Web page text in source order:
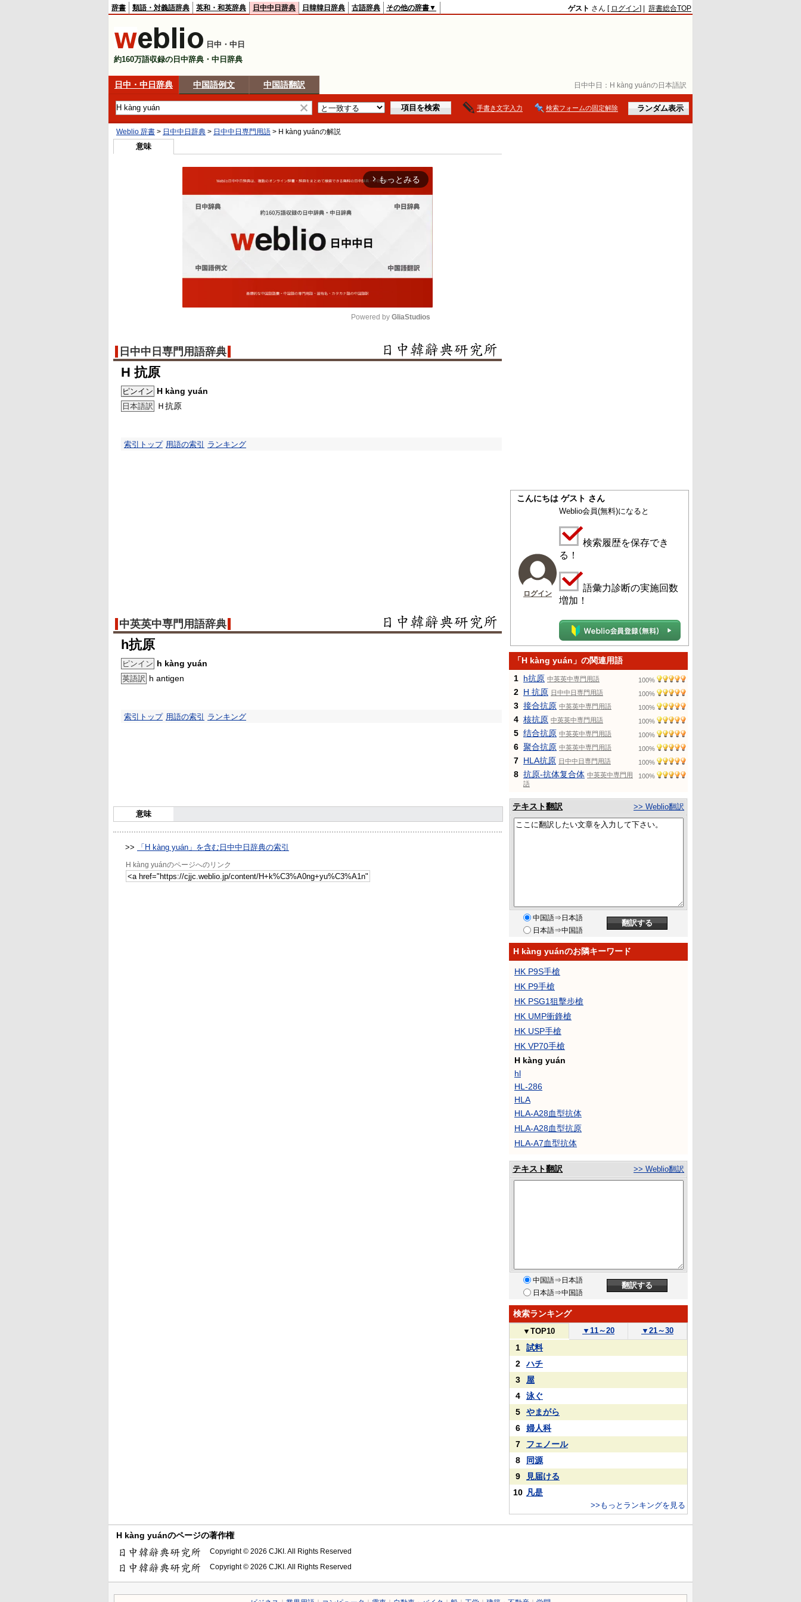
日中中日： H kàng yuánの日本語訳
辞書 類語・対義語辞典 英和・和英辞典 日中中日辞典 日韓韓日辞典 古語辞典 その他の辞書▼ ゲスト さん [ ログイン] | 辞書総合TOP
日中・中日
約160万語収録の日中辞典・中日辞典
日中・中日辞典 中国語例文 中国語翻訳
手書き文字入力 検索フォームの固定解除
Weblio 辞書 > 日中中日辞典 > 日中中日専門用語 > H kàng yuánの解説
意味
arrow_forward_ios もっとみる
Mute
Powered by GliaStudios
日中中日専門用語辞典
H 抗原
ピンイン H kàng yuán
日本語訳 Ｈ抗原
索引トップ 用語の索引 ランキング
中英英中専門用語辞典
h抗原
ピンイン h kàng yuán
英語訳 h antigen
索引トップ 用語の索引 ランキング
意味
>> 「H kàng yuán」を含む日中中日辞典の索引
H kàng yuánのページへのリンク
こんにちは ゲスト さん
ログイン
Weblio会員(無料)になると
検索履歴を保存でき
る！
語彙力診断の実施回数
増加！
「H kàng yuán」の関連用語
1 h抗原 中英英中専門用語 100%
2 H 抗原 日中中日専門用語 100%
3 接合抗原 中英英中専門用語 100%
4 核抗原 中英英中専門用語 100%
5 结合抗原 中英英中専門用語 100%
6 聚合抗原 中英英中専門用語 100%
7 HLA抗原 日中中日専門用語 100%
8 抗原-抗体复合体 中英英中専門用
語
100%
テキスト翻訳 >> Weblio翻訳
中国語⇒日本語
日本語⇒中国語
H kàng yuánのお隣キーワード
HK P9S手槍
HK P9手槍
HK PSG1狙擊步槍
HK UMP衝鋒槍
HK USP手槍
HK VP70手槍
H kàng yuán
hl
HL-286
HLA
HLA-A28血型抗体
HLA-A28血型抗原
HLA-A7血型抗体
テキスト翻訳 >> Weblio翻訳
中国語⇒日本語
日本語⇒中国語
検索ランキング
▼ TOP10 ▼ 11～20 ▼ 21～30
1
試料
2
ハチ
3
屋
4
泳ぐ
5
やまがら
6
婦人科
7
フェノール
8
同源
9
見届ける
10 凡是
>>もっとランキングを見る
H kàng yuánのページの著作権
Copyright © 2026 CJKI. All Rights Reserved
Copyright © 2026 CJKI. All Rights Reserved